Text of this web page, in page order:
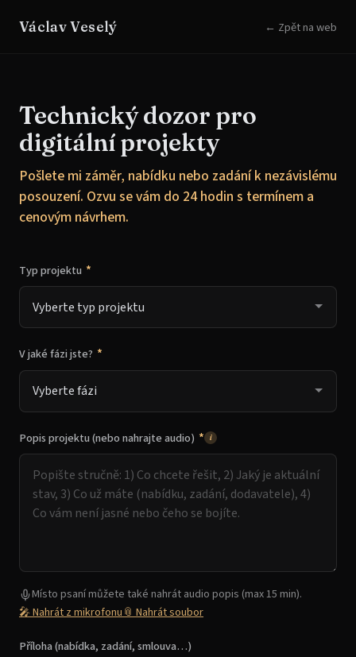
Václav Veselý ← Zpět na web
Technický dozor pro
digitální projekty
Pošlete mi záměr, nabídku nebo zadání k nezávislému
posouzení. Ozvu se vám do 24 hodin s termínem a
cenovým návrhem.
Typ projektu *
V jaké fázi jste? *
Popis projektu (nebo nahrajte audio) * i
Místo psaní můžete také nahrát audio popis (max 15 min).
🎤 Nahrát z mikrofonu📎 Nahrát soubor
Příloha (nabídka, zadání, smlouva…)